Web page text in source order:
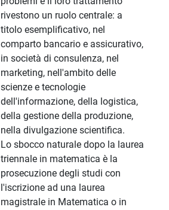
rivestono un ruolo centrale: a
titolo esemplificativo, nel
comparto bancario e assicurativo,
in società di consulenza, nel
marketing, nell'ambito delle
scienze e tecnologie
dell'informazione, della logistica,
della gestione della produzione,
nella divulgazione scientifica.
Lo sbocco naturale dopo la laurea
triennale in matematica è la
prosecuzione degli studi con
l'iscrizione ad una laurea
magistrale in Matematica o in